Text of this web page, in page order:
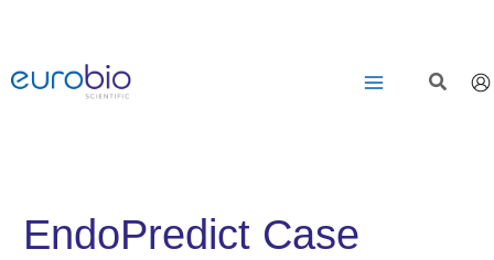
contenido
EndoPredict Case